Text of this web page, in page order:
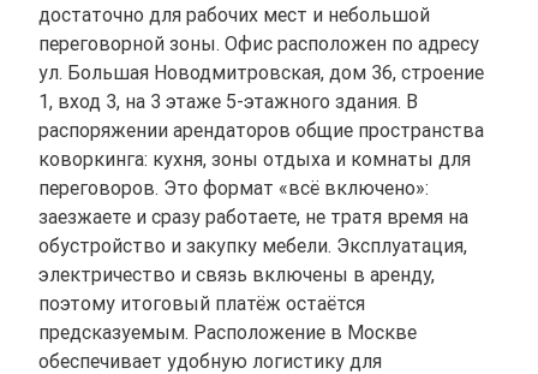
достаточно для рабочих мест и небольшой
переговорной зоны. Офис расположен по адресу
ул. Большая Новодмитровская, дом 36, строение
1, вход 3, на 3 этаже 5-этажного здания. В
распоряжении арендаторов общие пространства
коворкинга: кухня, зоны отдыха и комнаты для
переговоров. Это формат «всё включено»:
заезжаете и сразу работаете, не тратя время на
обустройство и закупку мебели. Эксплуатация,
электричество и связь включены в аренду,
поэтому итоговый платёж остаётся
предсказуемым. Расположение в Москве
обеспечивает удобную логистику для